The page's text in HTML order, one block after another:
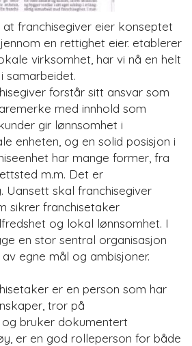
franchisegiver eier konseptet
en rettighet eier. etablerer
virksomhet, har vi nå en helt
samarbeidet.
forstår sitt ansvar som
med innhold som
gir lønnsomhet i
enheten, og en solid posisjon i
har mange former, fra
m.m. Det er
Uansett skal franchisegiver
sikrer franchisetaker
og lokal lønnsomhet. I
en stor sentral organisasjon
egne mål og ambisjoner.
er en person som har
tror på
bruker dokumentert
er en god rolleperson for både